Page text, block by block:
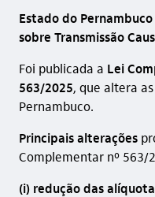
Estado do
sobre Transmissão
Foi publicada a Lei
563/2025, que altera
Pernambuco.
Principais alterações
Complementar nº 563/
(i) redução das